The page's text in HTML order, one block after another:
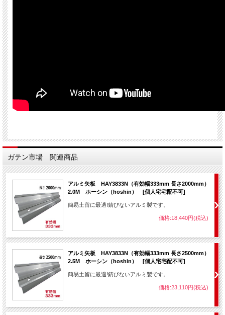
ガテン市場 関連商品
アルミ矢板 HAY3833N（有効幅333mm 長さ2000mm）
2.0M ホーシン（hoshin） [個人宅宅配不可]
簡易土留に最適!錆びないアルミ製です。
価格:18,440円(税込)
アルミ矢板 HAY3833N（有効幅333mm 長さ2500mm）
2.5M ホーシン（hoshin） [個人宅宅配不可]
簡易土留に最適!錆びないアルミ製です。
価格:23,110円(税込)